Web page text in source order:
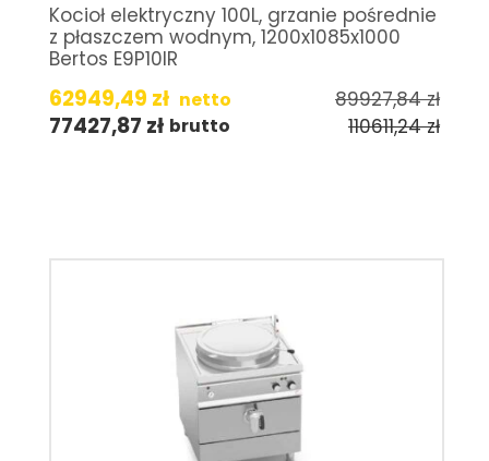
Kocioł elektryczny 100L, grzanie pośrednie
z płaszczem wodnym, 1200x1085x1000
Bertos E9P10IR
62949,49 zł netto 89927,84zł
77427,87 zł brutto 110611,24zł